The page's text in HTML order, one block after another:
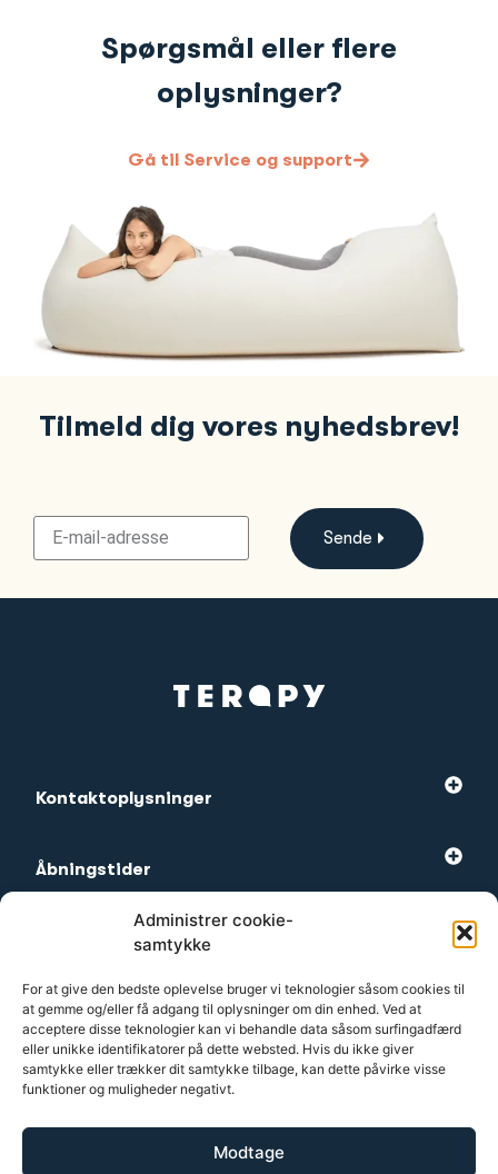
Administrer cookie-
samtykke
For at give den bedste oplevelse bruger vi teknologier såsom cookies til
at gemme og/eller få adgang til oplysninger om din enhed. Ved at
acceptere disse teknologier kan vi behandle data såsom surfingadfærd
eller unikke identifikatorer på dette websted. Hvis du ikke giver
samtykke eller trækker dit samtykke tilbage, kan dette påvirke visse
funktioner og muligheder negativt.
Modtage
Spørgsmål eller flere
oplysninger?
Gå til Service og support
Tilmeld dig vores nyhedsbrev!
Sende
Kontaktoplysninger
Åbningstider
Mest besøgte
Kundeservice
2026 Terapy